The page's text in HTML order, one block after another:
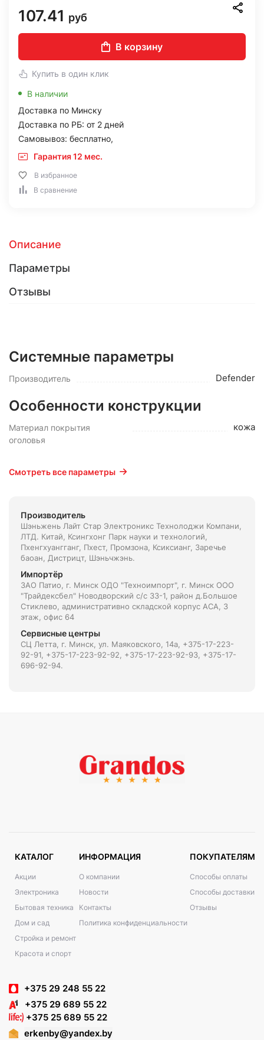
107.41 руб
В корзину
Купить в один клик
В наличии
Доставка по Минску
Доставка по РБ: от 2 дней
Самовывоз: бесплатно,
Гарантия 12 мес.
В избранное
В сравнение
Описание
Параметры
Отзывы
Системные параметры
Производитель Defender
Особенности конструкции
Материал покрытия
оголовья
кожа
Смотреть все параметры
Производитель
Шэньжень Лайт Стар Электроникс Технолоджи Компани,
ЛТД. Китай, Ксингхонг Парк науки и технологий,
Пхенгхуангганг, Пхест, Промзона, Ксиксианг, Заречье
баоан, Дистрицт, Шэньчжэнь.
Импортёр
ЗАО Патио, г. Минск ОДО "Техноимпорт", г. Минск ООО
"Трайдексбел" Новодворский с/с 33-1, район д.Большое
Стиклево, административно складской корпус АСА, 3
этаж, офис 64
Сервисные центры
СЦ Летта, г. Минск, ул. Маяковского, 14а, +375-17-223-
92-91, +375-17-223-92-92, +375-17-223-92-93, +375-17-
696-92-94.
КАТАЛОГ
Акции
Электроника
Бытовая техника
Дом и сад
Стройка и ремонт
Красота и спорт
ИНФОРМАЦИЯ
О компании
Новости
Контакты
Политика конфиденциальности
ПОКУПАТЕЛЯМ
Способы оплаты
Способы доставки
Отзывы
+375 29 248 55 22
+375 29 689 55 22
+375 25 689 55 22
erkenby@yandex.by